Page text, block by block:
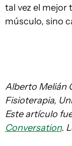
tal vez el mejor
músculo, sino
Alberto Melián
Fisioterapia,
Este artículo
Conversation.